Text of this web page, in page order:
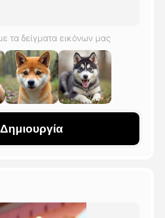
όλα τα πρότυπα
τα δείγματα εικόνων μας
Δημιουργία